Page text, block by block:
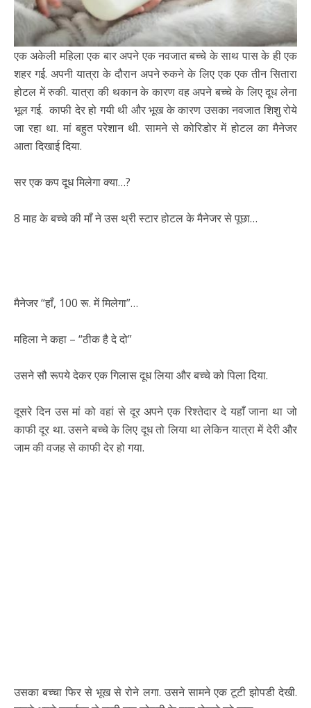
एक अकेली महिला एक बार अपने एक नवजात बच्चे के साथ पास के ही एक
शहर गई. अपनी यात्रा के दौरान अपने रुकने के लिए एक एक तीन सितारा
होटल में रुकी. यात्रा की थकान के कारण वह अपने बच्चे के लिए दूध लेना
भूल गई. काफी देर हो गयी थी और भूख के कारण उसका नवजात शिशु रोये
जा रहा था. मां बहुत परेशान थी. सामने से कोरिडोर में होटल का मैनेजर
आता दिखाई दिया.
सर एक कप दूध मिलेगा क्या…?
8 माह के बच्चे की माँ ने उस थ्री स्टार होटल के मैनेजर से पूछा…
मैनेजर “हाँ, 100 रू. में मिलेगा”…
महिला ने कहा – “ठीक है दे दो”
उसने सौ रूपये देकर एक गिलास दूध लिया और बच्चे को पिला दिया.
दूसरे दिन उस मां को वहां से दूर अपने एक रिश्तेदार दे यहाँ जाना था जो
काफी दूर था. उसने बच्चे के लिए दूध तो लिया था लेकिन यात्रा में देरी और
जाम की वजह से काफी देर हो गया.
उसका बच्चा फिर से भूख से रोने लगा. उसने सामने एक टूटी झोपडी देखी.